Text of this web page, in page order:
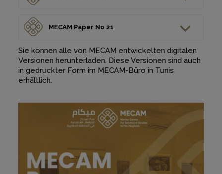
MECAM Paper No 21
Sie können alle von MECAM entwickelten digitalen
Versionen herunterladen. Diese Versionen sind auch
in gedruckter Form im MECAM-Büro in Tunis
erhältlich.